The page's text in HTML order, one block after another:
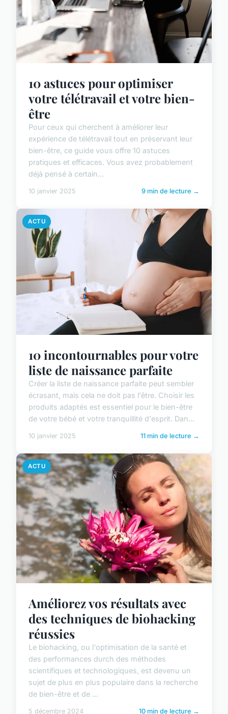
10 astuces pour optimiser
votre télétravail et votre bien-
être
Pour ceux qui cherchent à améliorer leur
expérience de télétravail tout en préservant leur
bien-être, ce guide vous offre 10 astuces
pratiques et efficaces. Vous avez probablement
déjà pensé à certain...
10 janvier 2025 9 min de lecture →
ACTU
10 incontournables pour votre
liste de naissance parfaite
Créer la liste de naissance parfaite peut sembler
écrasant, mais cela ne doit pas l'être. Choisir les
produits adaptés est essentiel pour le bien-être
de votre bébé et votre tranquillité d'esprit. Dan...
10 janvier 2025 11 min de lecture →
ACTU
Améliorez vos résultats avec
des techniques de biohacking
réussies
Le biohacking, ou l'optimisation de la santé et
des performances durch des méthodes
scientifiques et technologiques, est devenu un
sujet de plus en plus populaire dans la recherche
de bien-être et de ...
5 décembre 2024 10 min de lecture →